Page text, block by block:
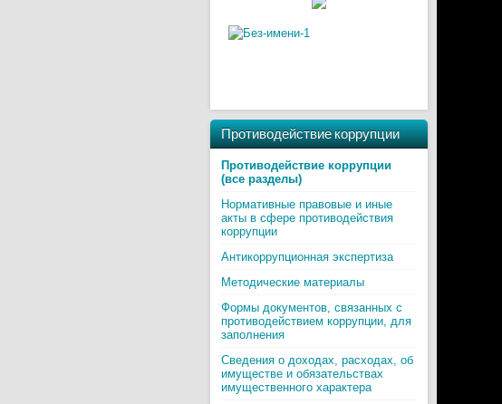
Противодействие коррупции
Противодействие коррупции
(все разделы)
Нормативные правовые и иные
акты в сфере противодействия
коррупции
Антикоррупционная экспертиза
Методические материалы
Формы документов, связанных с
противодействием коррупции, для
заполнения
Сведения о доходах, расходах, об
имуществе и обязательствах
имущественного характера